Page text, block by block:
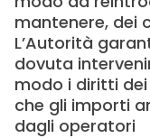
mantenere, dei
L’Autorità
dovuta
modo i diritti
che gli importi
dagli operatori